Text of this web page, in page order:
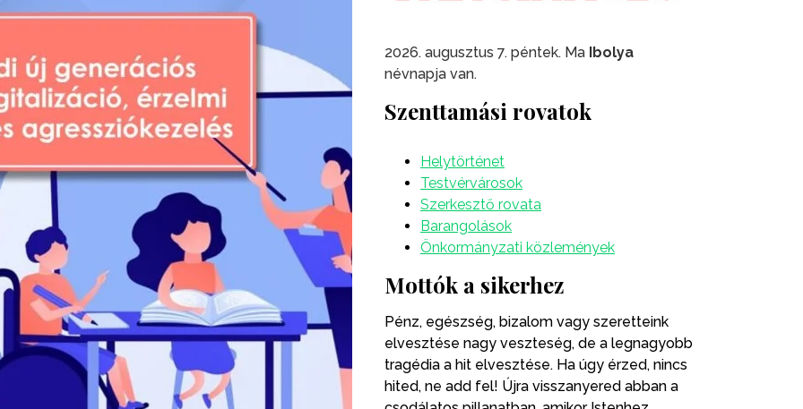
2026. augusztus 7. péntek. Ma Ibolya
névnapja van.
Szenttamási rovatok
Helytörténet
Testvérvárosok
Szerkesztő rovata
Barangolások
Önkormányzati közlemények
Mottók a sikerhez
Pénz, egészség, bizalom vagy szeretteink
elvesztése nagy veszteség, de a legnagyobb
tragédia a hit elvesztése. Ha úgy érzed, nincs
hited, ne add fel! Újra visszanyered abban a